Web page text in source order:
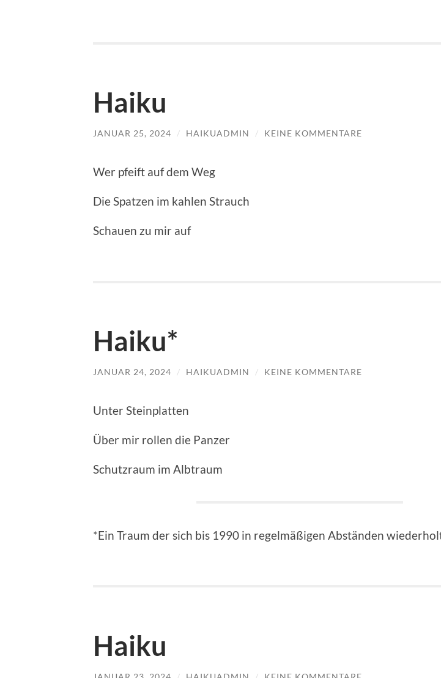
Haiku
JANUAR 25, 2024 / HAIKUADMIN / KEINE KOMMENTARE
Wer pfeift auf dem Weg
Die Spatzen im kahlen Strauch
Schauen zu mir auf
Haiku*
JANUAR 24, 2024 / HAIKUADMIN / KEINE KOMMENTARE
Unter Steinplatten
Über mir rollen die Panzer
Schutzraum im Albtraum
*Ein Traum der sich bis 1990 in regelmäßigen Abständen
Haiku